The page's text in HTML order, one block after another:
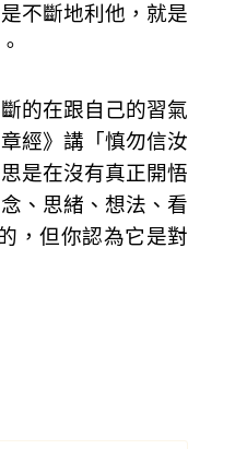
不斷地利他，就是
的在跟自己的習氣
經》講「慎勿信汝
是在沒有真正開悟
、思緒、想法、看
，但你認為它是對